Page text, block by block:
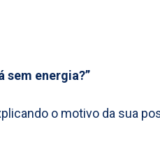
sem energia?”
o motivo da sua